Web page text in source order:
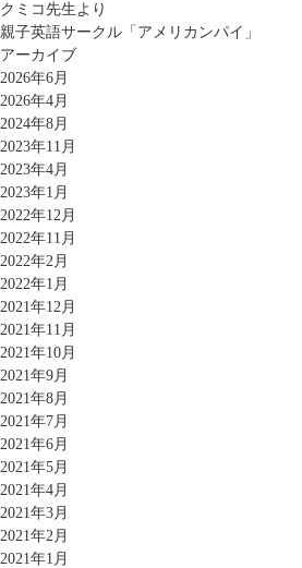
クミコ先生より
親子英語サークル「アメリカンパイ」
アーカイブ
2026年6月
2026年4月
2024年8月
2023年11月
2023年4月
2023年1月
2022年12月
2022年11月
2022年2月
2022年1月
2021年12月
2021年11月
2021年10月
2021年9月
2021年8月
2021年7月
2021年6月
2021年5月
2021年4月
2021年3月
2021年2月
2021年1月